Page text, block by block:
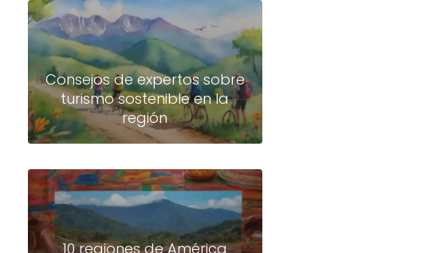
Consejos de expertos sobre
turismo sostenible en la
región
10 regiones de América